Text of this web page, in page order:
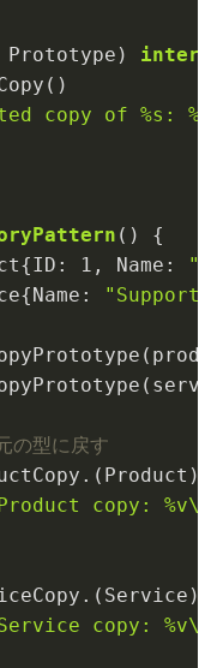
Prototype)
copy of %s:
()
{
1 , Name:
"Support"
の型に戻す
copy:
copy: